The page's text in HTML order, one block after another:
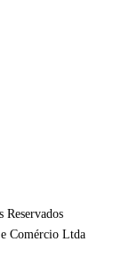
Reservados
Comércio Ltda